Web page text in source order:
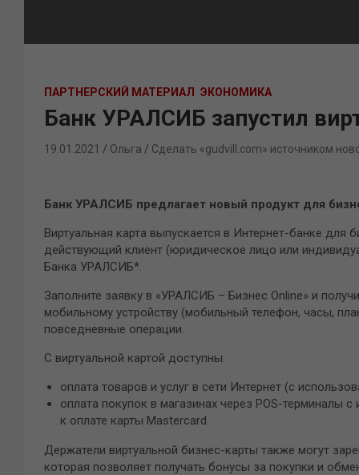
ПАРТНЕРСКИЙ МАТЕРИАЛ ЭКОНОМИКА
Банк УРАЛСИБ запустил
19.01.2021 Ольга Сделать «gudvill.com» источником
Банк УРАЛСИБ предлагает новый продукт для
Виртуальная карта выпускается в Интернет-банке
действующий клиент (юридическое лицо или
Банка УРАЛСИБ*.
Заполните заявку в «УРАЛСИБ – Бизнес Online» и
мобильному устройству (мобильный телефон, часы,
повседневные операции.
С виртуальной картой доступны:
оплата товаров и услуг в сети Интернет (с
оплата покупок в магазинах через POS-терминалы
к оплате карты Mastercard.
Держатели виртуальной бизнес-карты также могут
которая позволяет получать бонусы за покупки и